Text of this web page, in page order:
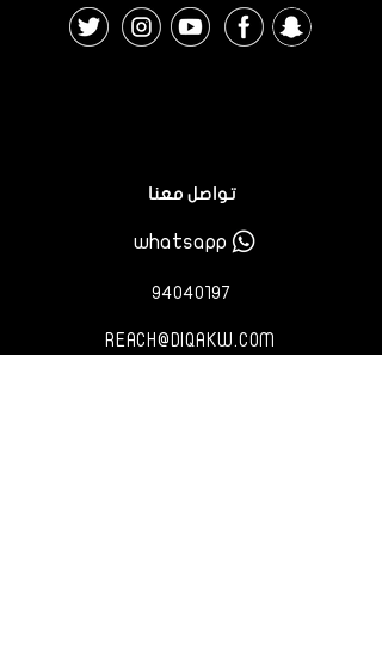
تواصل معنا
whatsapp
٩٤٠٤٠١٩٧
REACH@DIQAKW.COM